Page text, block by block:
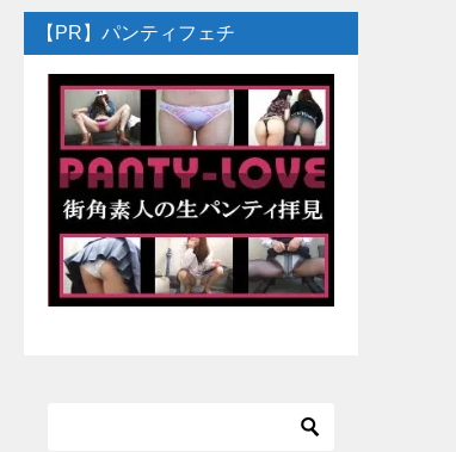
【PR】パンティフェチ